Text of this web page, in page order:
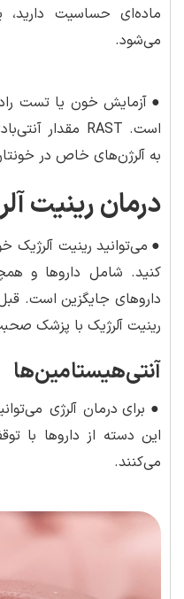
ماده‌ای حساسیت
می‌شود.
●
به آلرژن‌های خاص در
درمان رینیت
● می‌توانید رینیت
کنید. شامل داروها و
داروهای جایگزین است.
رینیت آلرژیک با پزشک
آنتی‌هیستامین‌ها
● برای درمان آلرژی
این دسته از داروها با
می‌کنند.